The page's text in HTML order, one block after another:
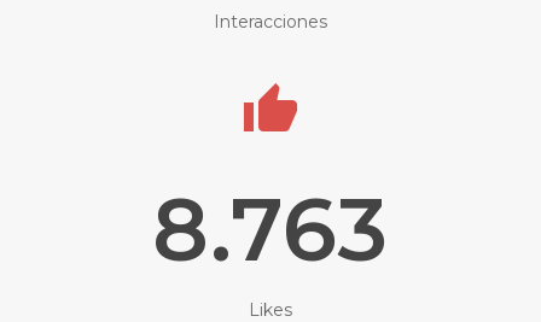
Interacciones
8.763
Likes